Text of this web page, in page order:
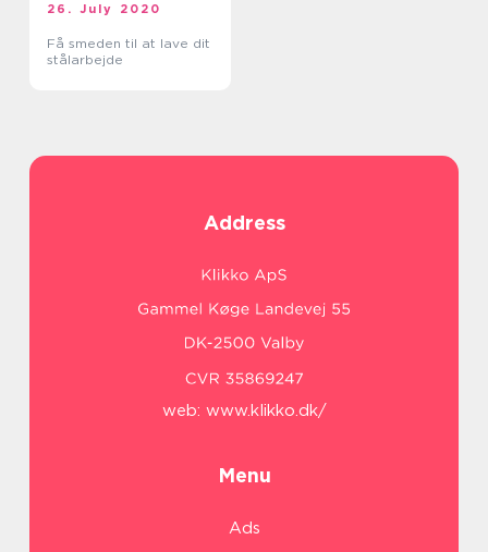
26. July 2020
Få smeden til at lave dit
stålarbejde
Address
web: www.klikko.dk/
Menu
Ads